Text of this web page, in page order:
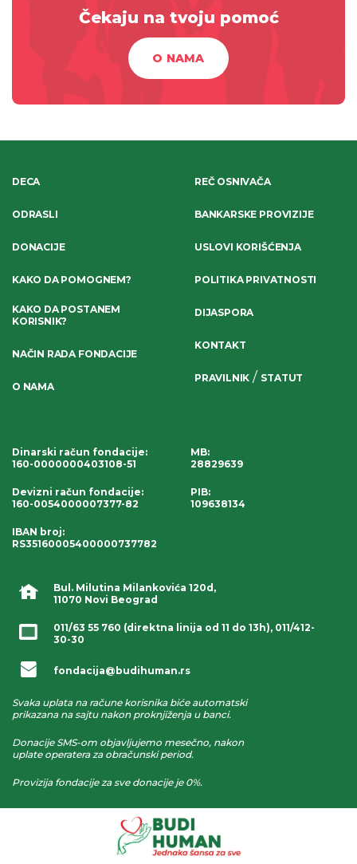
Čekaju na tvoju pomoć
O NAMA
Bul. Milutina Milankovića 120d,
11070 Novi Beograd
011/63 55 760 (direktna linija od 11 do 13h), 011/412-
30-30
fondacija@budihuman.rs
Svaka uplata na račune korisnika biće automatski
prikazana na sajtu nakon proknjiženja u banci.
Donacije SMS-om objavljujemo mesečno, nakon
uplate operatera za obračunski period.
Provizija fondacije za sve donacije je 0%.
DECA
ODRASLI
DONACIJE
KAKO DA POMOGNEM?
KAKO DA POSTANEM
KORISNIK?
NAČIN RADA FONDACIJE
O NAMA
REČ OSNIVAČA
BANKARSKE PROVIZIJE
USLOVI KORIŠĆENJA
POLITIKA PRIVATNOSTI
DIJASPORA
KONTAKT
PRAVILNIK / STATUT
Dinarski račun fondacije:
160-0000000403108-51
Devizni račun fondacije:
160-0054000007377-82
IBAN broj:
RS35160005400000737782
MB:
28829639
PIB:
109638134